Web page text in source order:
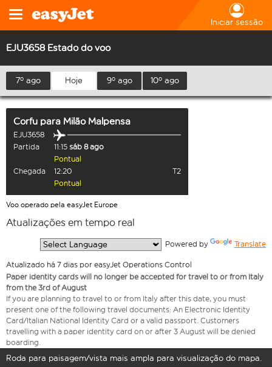
Iniciar sessão
EJU3658 Estado do voo
7º ago Hoje 9º ago 10º ago
Corfu para Milão Malpensa
EJU3658
Partida
11:15 sáb 8 ago
Pontual
Chegada
12:20
T2
Pontual
Voo operado pela easyJet Europe
Atualizações em tempo real
Powered by Translate
Atualizado há 7 dias por easyJet Operations Control
Paper identity cards will no longer be accepted for travel to or from Italy
from the 3rd of August
If you are planning to travel to or from Italy after this date, you must
present one of the following travel documents: An Electronic Identity
Card/Italian National Identity Card or a valid passport. Customers
travelling with a paper identity card on or after 3 August will be denied
boarding.
Roda para paisagem/vista mais ampla para visualização do mapa.